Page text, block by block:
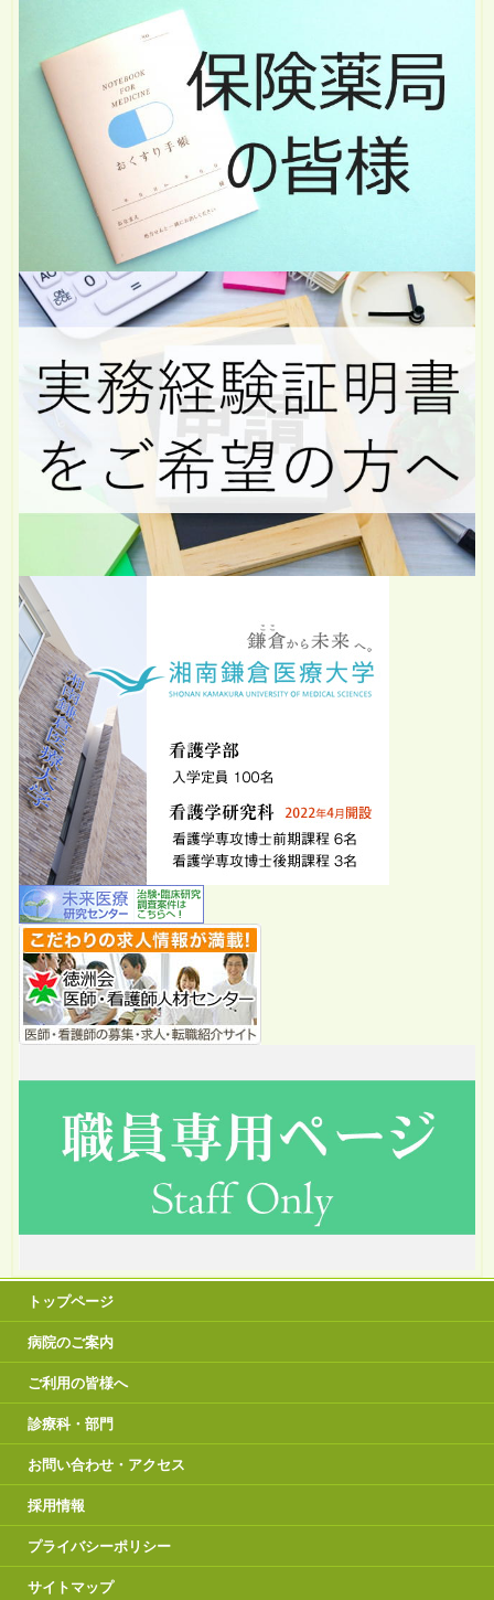
トップページ
病院のご案内
ご利用の皆様へ
診療科・部門
お問い合わせ・アクセス
採用情報
プライバシーポリシー
サイトマップ